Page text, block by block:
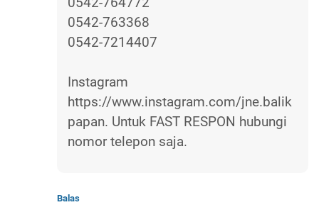
0542-763368
0542-7214407
Instagram
https://www.instagram.com/jne.balik
papan. Untuk FAST RESPON hubungi
nomor telepon saja.
Balas